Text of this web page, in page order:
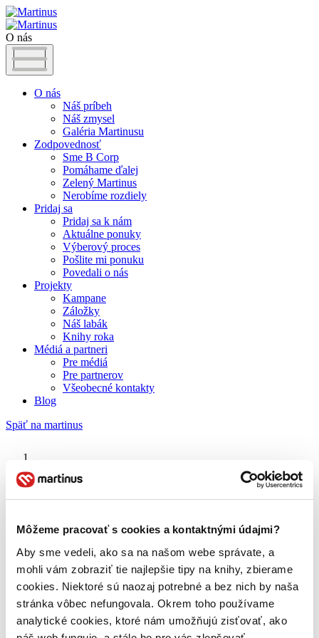
Môžeme pracovať s cookies a kontaktnými údajmi?
Aby sme vedeli, ako sa na našom webe správate, a
mohli vám zobraziť tie najlepšie tipy na knihy, zbierame
cookies. Niektoré sú naozaj potrebné a bez nich by naša
stránka vôbec nefungovala. Okrem toho používame
analytické cookies, ktoré nám umožňujú zisťovať, ako
O nás
O nás
Náš príbeh
Náš zmysel
Galéria Martinusu
Zodpovednosť
Sme B Corp
Pomáhame ďalej
Zelený Martinus
Nerobíme rozdiely
Pridaj sa
Pridaj sa k nám
Aktuálne ponuky
Výberový proces
Pošlite mi ponuku
Povedali o nás
Projekty
Kampane
Záložky
Náš labák
Knihy roka
Médiá a partneri
Pre médiá
Pre partnerov
Všeobecné kontakty
Blog
Späť na martinus
Audrey Hepburn
O nás
Náš príbeh
Galéria Martinusu
Zodpovednosť
Sme B Corp